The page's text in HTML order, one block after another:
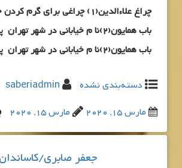
چراغ علاءالدین(1)
چراغی برای گرم کردن
باب همایون(2)
نا م خیابانی در شهر تهران
باب همایون(2)
نا م خیابانی در شهر تهران
دسته‌بندی نشده
saberiadmin
مارس 15, 2020
مارس 15, 2020
جعفر صابری/کاساندان